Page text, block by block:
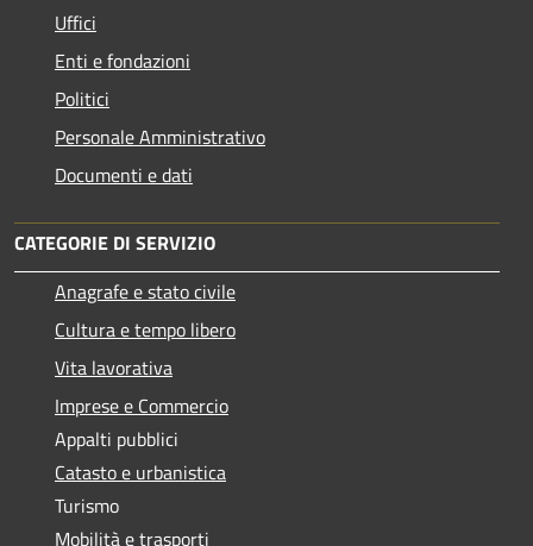
Uffici
Enti e fondazioni
Politici
Personale Amministrativo
Documenti e dati
CATEGORIE DI SERVIZIO
Anagrafe e stato civile
Cultura e tempo libero
Vita lavorativa
Imprese e Commercio
Appalti pubblici
Catasto e urbanistica
Turismo
Mobilità e trasporti